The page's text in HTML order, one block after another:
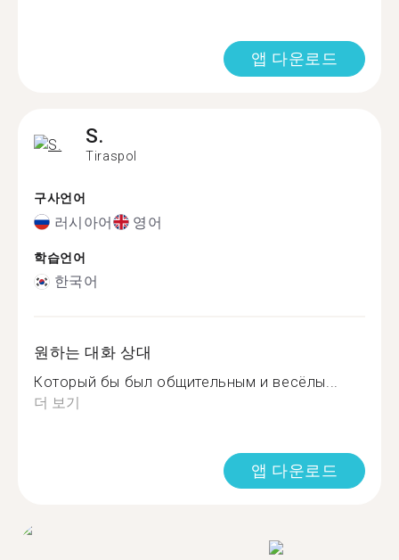
앱 다운로드
S.
Tiraspol
구사언어
러시아어 영어
학습언어
한국어
원하는 대화 상대
Который бы был общительным и весёлы...
더 보기
앱 다운로드